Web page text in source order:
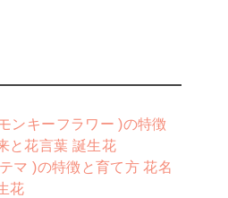
ンキーフラワー )の特徴
と花言葉 誕生花
マ )の特徴と育て方 花名
花